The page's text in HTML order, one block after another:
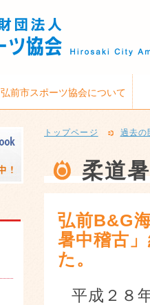
弘前市スポーツ協会について
トップページ 過去の
柔道
弘前B&G
暑中稽古
た。
平成２８